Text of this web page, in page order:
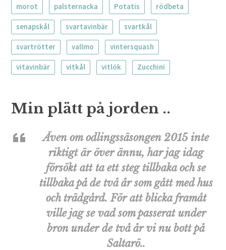
morot palsternacka Potatis rödbeta
senapskål svartavinbär svartkål
svartrötter vallmo vintersquash
vitavinbär vitkål vitlök Zucchini
Min plätt på jorden ..
Även om odlingssäsongen 2015 inte
riktigt är över ännu, har jag idag
försökt att ta ett steg tillbaka och se
tillbaka på de två år som gått med hus
och trädgård. För att blicka framåt
ville jag se vad som passerat under
bron under de två år vi nu bott på
Saltarö..